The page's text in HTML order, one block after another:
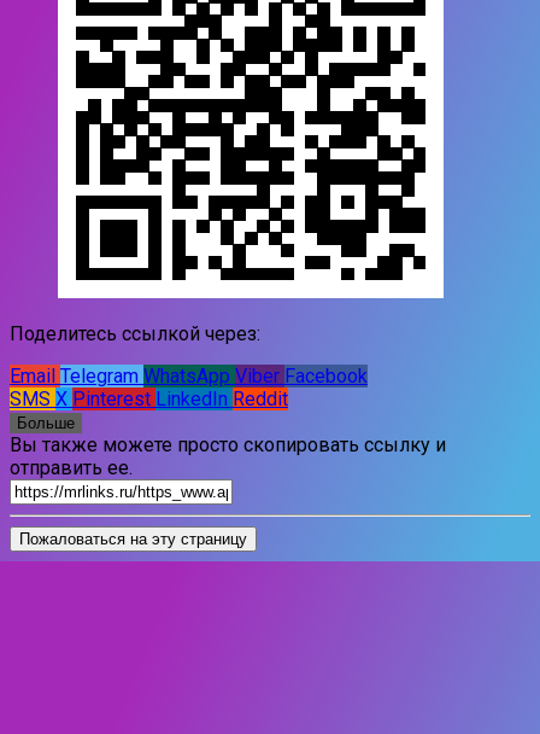
Поделитесь ссылкой через:
Email Telegram WhatsApp Viber Facebook
SMS X Pinterest LinkedIn Reddit
Больше
Вы также можете просто скопировать ссылку и
отправить ее.
Пожаловаться на эту страницу